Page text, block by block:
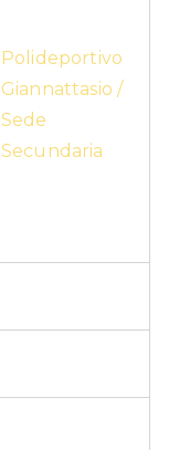
Polideportivo
Giannattasio /
Sede
Secundaria